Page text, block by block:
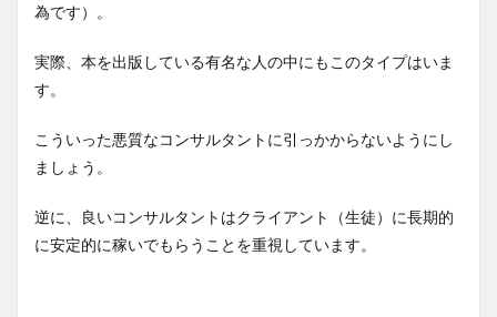
為です）。
実際、本を出版している有名な人の中にもこのタイプはいま
す。
こういった悪質なコンサルタントに引っかからないようにし
ましょう。
逆に、良いコンサルタントはクライアント（生徒）に長期的
に安定的に稼いでもらうことを重視しています。